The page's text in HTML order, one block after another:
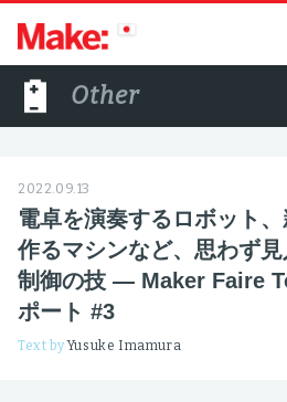
Other
2022.09.13
電卓を演奏するロボット
作るマシンなど、思わず
制御の技 ― Maker Faire
ポート #3
Text byYusuke Imamura